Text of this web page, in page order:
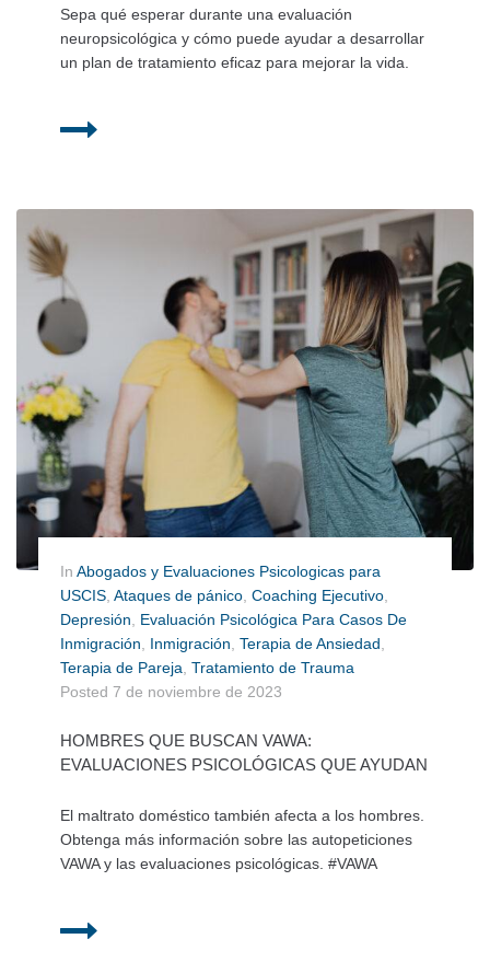
Sepa qué esperar durante una evaluación
neuropsicológica y cómo puede ayudar a desarrollar
un plan de tratamiento eficaz para mejorar la vida.
In Abogados y Evaluaciones Psicologicas para
USCIS Ataques de pánico Coaching Ejecutivo
Depresión
Evaluación Psicológica Para Casos De
Inmigración
Inmigración Terapia de Ansiedad
Terapia de Pareja Tratamiento de Trauma
Posted 7 de noviembre de 2023
HOMBRES QUE BUSCAN VAWA:
EVALUACIONES PSICOLÓGICAS QUE AYUDAN
El maltrato doméstico también afecta a los hombres.
Obtenga más información sobre las autopeticiones
VAWA y las evaluaciones psicológicas. #VAWA